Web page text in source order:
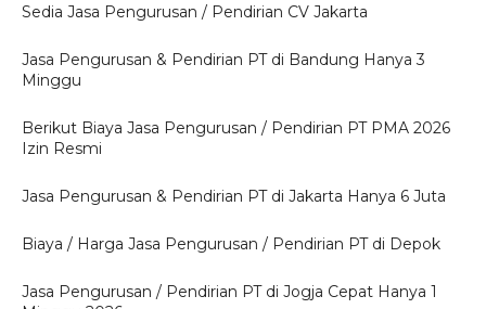
Sedia Jasa Pengurusan / Pendirian CV Jakarta
Jasa Pengurusan & Pendirian PT di Bandung Hanya 3
Minggu
Berikut Biaya Jasa Pengurusan / Pendirian PT PMA 2026
Izin Resmi
Jasa Pengurusan & Pendirian PT di Jakarta Hanya 6 Juta
Biaya / Harga Jasa Pengurusan / Pendirian PT di Depok
Jasa Pengurusan / Pendirian PT di Jogja Cepat Hanya 1